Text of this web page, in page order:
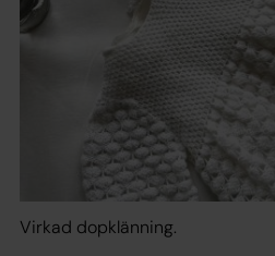
Virkad dopklänning.